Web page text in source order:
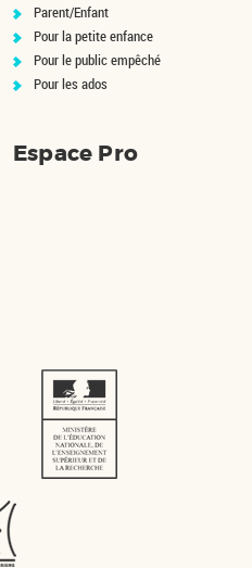
Parent/Enfant
Pour la petite enfance
Pour le public empêché
Pour les ados
Espace Pro